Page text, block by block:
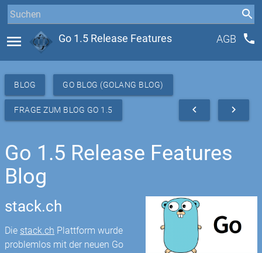
menu Go 1.5 Release Features AGB phone
BLOG GO BLOG (GOLANG BLOG)
FRAGE ZUM BLOG GO 1.5 navigate_next
navigate_before
Go 1.5 Release Features
Blog
stack.ch
Die stack.ch Plattform wurde
problemlos mit der neuen Go